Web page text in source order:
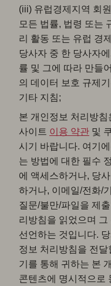
(iii) 유럽경제지역 회
모든 법률, 법령 또는
리 활동 또는 유럽 경
당사자 중 한 당사자
률 및 그에 따라 만들
의 데이터 보호 규제
기타 지침;
본 개인정보 처리방침
사이트 이용 약관 및
시기 바랍니다. 여기
는 방법에 대한 필수
에 액세스하거나, 당
하거나, 이메일/전화/
질문/불만/파일을 제
리방침을 읽었으며
선언하는 것입니다.
정보 처리방침을 전
기를 통해 귀하는 본
콘텐츠에 명시적으로